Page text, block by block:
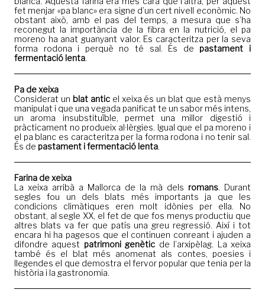
fet menjar «pa blanc» era signe d’un cert nivell econòmic. No
obstant això, amb el pas del temps, a mesura que s’ha
reconegut la importància de la fibra en la nutrició, el pa
moreno ha anat guanyant valor. Es caracteritza per la seva
forma rodona i perquè no té sal. És de pastament i
fermentació lenta.
Pa de xeixa
Considerat un blat anticel xeixa és un blat que està menys
manipulat i que una vegada panificat te un sabor més intens,
un aroma insubstituïble, permet una millor digestió i
pràcticament no produeix al·lèrgies. Igual que el pa moreno i
el pa blanc es caracteritza per la forma rodona i no tenir sal.
És de pastament i fermentació lenta.
Farina de xeixa
La xeixa arribà a Mallorca de la mà dels romans. Durant
segles fou un dels blats més importants ja que les
condicions climàtiques eren molt idònies per ella. No
obstant, al segle XX, el fet de que fos menys productiu que
altres blats va fer que patís una greu regressió. Així i tot
encara hi ha pagesos que el continuen conreant i ajuden a
difondre aquest patrimoni genètic de l’arxipèlag. La xeixa
també és el blat més anomenat als contes, poesies i
llegendes el que demostra el fervor popular que tenia per la
història i la gastronomia.